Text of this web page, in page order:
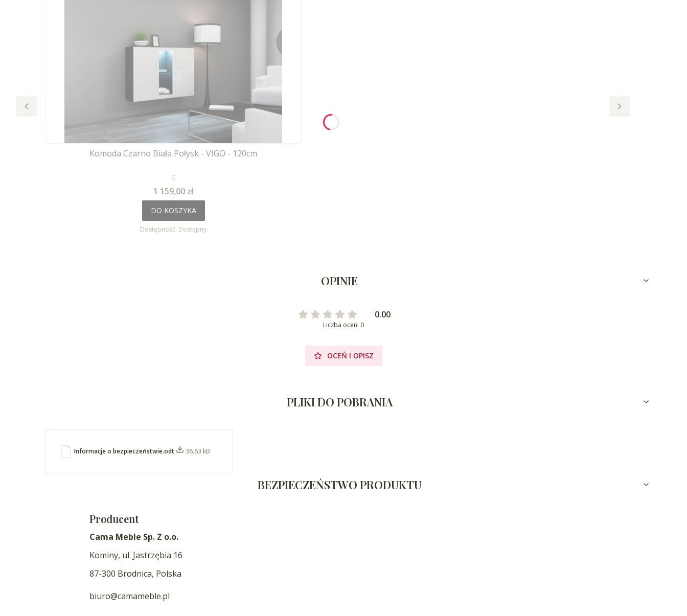
Komoda Czarno Biała Połysk - VIGO - 120cm
PRODUCENT
C
Cena
1 159,00 zł
DO KOSZYKA
Dostępność: Dostępny
OPINIE
0.00
Liczba ocen: 0
OCEŃ I OPISZ
PLIKI DO POBRANIA
Informacje o bezpieczeństwie.odt 36.63 kB
BEZPIECZEŃSTWO PRODUKTU
Producent
Cama Meble Sp. Z o.o.
Kominy, ul. Jastrzębia 16
87-300 Brodnica, Polska
biuro@camameble.pl